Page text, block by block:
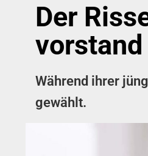
Der
vorstand
Während ihrer
gewählt.